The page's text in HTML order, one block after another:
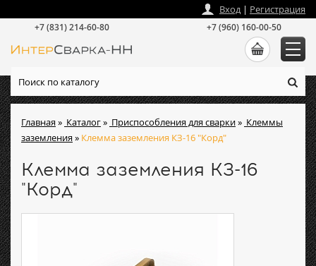
Главная» Каталог» Приспособления для сварки» Клеммы
заземления» Клемма заземления КЗ-16 "Корд"
Клемма заземления КЗ-16
"Корд"
Вход| Регистрация
+7 (831) 214-60-80 +7 (960) 160-00-50